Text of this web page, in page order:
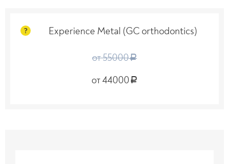
? Experience Metal (GC orthodontics)
от 55000a
от 44000 a